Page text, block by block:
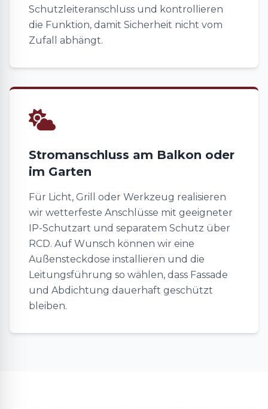
Schutzleiteranschluss und kontrollieren
die Funktion, damit Sicherheit nicht vom
Zufall abhängt.
Stromanschluss am Balkon oder
im Garten
Für Licht, Grill oder Werkzeug realisieren
wir wetterfeste Anschlüsse mit geeigneter
IP-Schutzart und separatem Schutz über
RCD. Auf Wunsch können wir eine
Außensteckdose installieren und die
Leitungsführung so wählen, dass Fassade
und Abdichtung dauerhaft geschützt
bleiben.